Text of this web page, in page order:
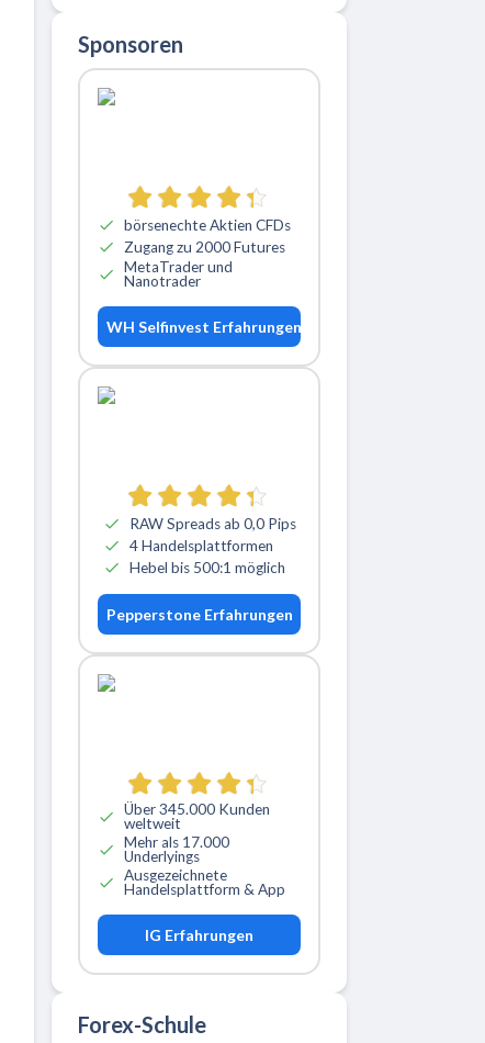
Sponsoren
börsenechte Aktien CFDs
Zugang zu 2000 Futures
MetaTrader und
Nanotrader
WH Selfinvest Erfahrungen
RAW Spreads ab 0,0 Pips
4 Handelsplattformen
Hebel bis 500:1 möglich
Pepperstone Erfahrungen
Über 345.000 Kunden
weltweit
Mehr als 17.000
Underlyings
Ausgezeichnete
Handelsplattform & App
IG Erfahrungen
Forex-Schule